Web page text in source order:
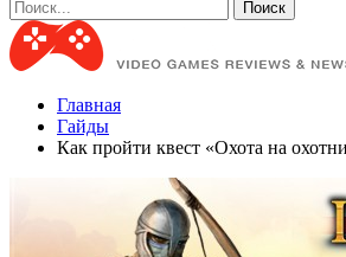
Главная
Гайды
Как пройти квест «Охота на